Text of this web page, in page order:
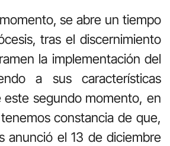
se abre un tiempo
tras el discernimiento
la implementación del
a sus características
este segundo momento, en
constancia de que,
anunció el 13 de diciembre